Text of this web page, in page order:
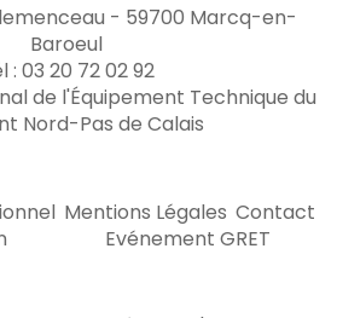
- 59700 Marcq-en-
Baroeul
: 03 20 72 02 92
de l'Équipement Technique du
Nord-Pas de Calais
Mentions Légales Contact
Evénement GRET